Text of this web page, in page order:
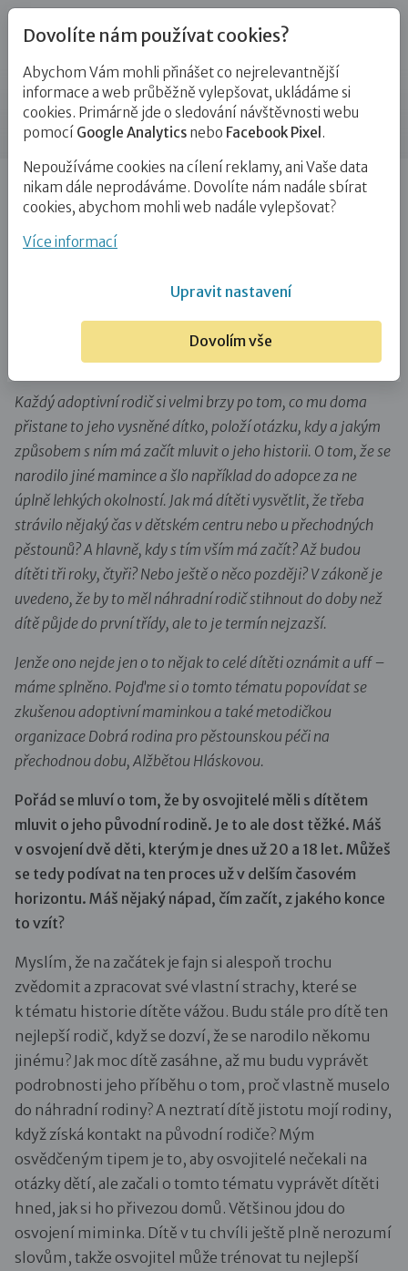
Blog
Příspěvek
Úvod Blog Adopce
Jak o osvojení mluvit s přijatými
dětmi: “ Najít ta správná…
Jak o osvojení mluvit s přijatými
někdy to nejtěžší.“
Zájemci o NRP
Každý adoptivní rodič si velmi brzy po tom, co mu doma
přistane to jeho vysněné dítko, položí otázku, kdy a jakým
způsobem s ním má začít mluvit o jeho historii. O tom, že se
narodilo jiné mamince a šlo například do adopce za ne
úplně lehkých okolností. Jak má dítěti vysvětlit, že třeba
strávilo nějaký čas v dětském centru nebo u přechodných
pěstounů? A hlavně, kdy s tím vším má začít? Až budou
dítěti tři roky, čtyři? Nebo ještě o něco později? V zákoně je
uvedeno, že by to měl náhradní rodič stihnout do doby než
dítě půjde do první třídy, ale to je termín nejzazší.
Jenže ono nejde jen o to nějak to celé dítěti oznámit a uff –
máme splněno. Pojďme si o tomto tématu popovídat se
zkušenou adoptivní maminkou a také metodičkou
organizace Dobrá rodina pro pěstounskou péči na
přechodnou dobu, Alžbětou Hláskovou.
Pořád se mluví o tom, že by osvojitelé měli s dítětem
mluvit o jeho původní rodině. Je to ale dost těžké. Máš
v osvojení dvě děti, kterým je dnes už 20 a 18 let. Můžeš
se tedy podívat na ten proces už v delším časovém
horizontu. Máš nějaký nápad, čím začít, z jakého konce
to vzít?
Myslím, že na začátek je fajn si alespoň trochu
zvědomit a zpracovat své vlastní strachy, které se
k tématu historie dítěte vážou. Budu stále pro dítě ten
nejlepší rodič, když se dozví, že se narodilo někomu
jinému? Jak moc dítě zasáhne, až mu budu vyprávět
podrobnosti jeho příběhu o tom, proč vlastně muselo
do náhradní rodiny? A neztratí dítě jistotu mojí rodiny,
když získá kontakt na původní rodiče? Mým
osvědčeným tipem je to, aby osvojitelé nečekali na
otázky dětí, ale začali o tomto tématu vyprávět dítěti
hned, jak si ho přivezou domů. Většinou jdou do
osvojení miminka. Dítě v tu chvíli ještě plně nerozumí
slovům, takže osvojitel může trénovat tu nejlepší
Dovolíte nám používat cookies?
Abychom Vám mohli přinášet co nejrelevantnější
informace a web průběžně vylepšovat, ukládáme si
cookies. Primárně jde o sledování návštěvnosti webu
pomocí Google Analytics nebo Facebook Pixel .
Nepoužíváme cookies na cílení reklamy, ani Vaše data
nikam dále neprodáváme. Dovolíte nám nadále sbírat
cookies, abychom mohli web nadále vylepšovat?
Více informací
Upravit nastavení
Dovolím vše